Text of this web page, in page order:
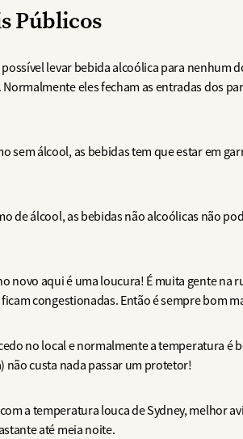
Públicos
levar bebida alcoólica para nenhum
eles fecham as entradas dos
sem álcool, as bebidas tem que estar em
de álcool, as bebidas não alcoólicas não
novo aqui é uma loucura! É muita gente na
congestionadas. Então é sempre bom
no local e normalmente a temperatura é
não custa nada passar um protetor!
a temperatura louca de Sydney, melhor
até meia noite.